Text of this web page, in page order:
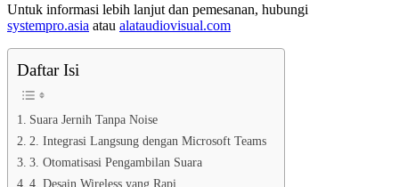
Untuk informasi lebih lanjut dan pemesanan, hubungi
systempro.asia atau alataudiovisual.com
Daftar Isi
Suara Jernih Tanpa Noise
2. Integrasi Langsung dengan Microsoft Teams
3. Otomatisasi Pengambilan Suara
4. Desain Wireless yang Rapi